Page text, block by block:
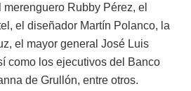
Rubby Pérez, el
el diseñador Martín Polanco, la
el mayor general José Luis
como los ejecutivos del Banco
de Grullón, entre otros.